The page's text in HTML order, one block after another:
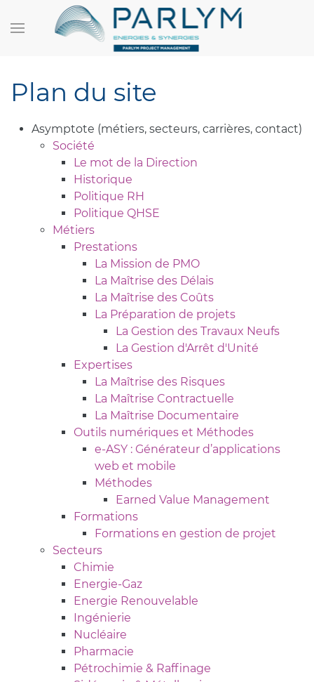
Plan du site
Asymptote (métiers, secteurs, carrières, contact)
Société
Le mot de la Direction
Historique
Politique RH
Politique QHSE
Métiers
Prestations
La Mission de PMO
La Maîtrise des Délais
La Maîtrise des Coûts
La Préparation de projets
La Gestion des Travaux Neufs
La Gestion d'Arrêt d'Unité
Expertises
La Maîtrise des Risques
La Maîtrise Contractuelle
La Maîtrise Documentaire
Outils numériques et Méthodes
e-ASY : Générateur d’applications
web et mobile
Méthodes
Earned Value Management
Formations
Formations en gestion de projet
Secteurs
Chimie
Energie-Gaz
Energie Renouvelable
Ingénierie
Nucléaire
Pharmacie
Pétrochimie & Raffinage